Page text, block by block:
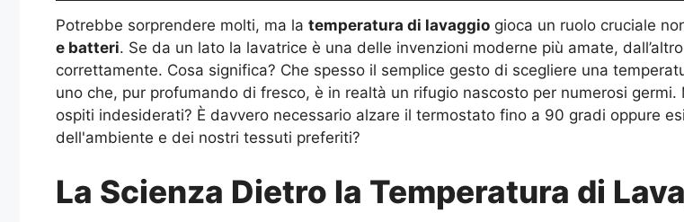
Potrebbe sorprendere molti, ma la temperatura di lavaggio gioca un ruolo cruciale
e batteri. Se da un lato la lavatrice è una delle invenzioni moderne più amate,
correttamente. Cosa significa? Che spesso il semplice gesto di scegliere una
uno che, pur profumando di fresco, è in realtà un rifugio nascosto per numerosi
ospiti indesiderati? È davvero necessario alzare il termostato fino a 90 gradi oppure
dell'ambiente e dei nostri tessuti preferiti?
La Scienza Dietro la Temperatura di